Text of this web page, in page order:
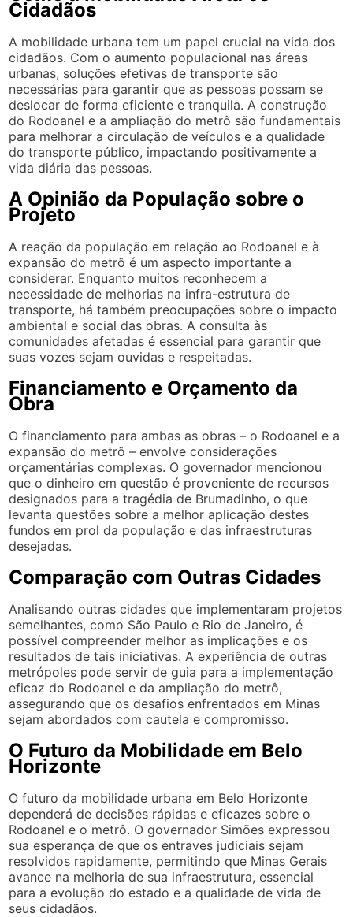
Cidadãos
A mobilidade urbana tem um papel crucial na vida dos
cidadãos. Com o aumento populacional nas áreas
urbanas, soluções efetivas de transporte são
necessárias para garantir que as pessoas possam se
deslocar de forma eficiente e tranquila. A construção
do Rodoanel e a ampliação do metrô são fundamentais
para melhorar a circulação de veículos e a qualidade
do transporte público, impactando positivamente a
vida diária das pessoas.
A Opinião da População sobre o
Projeto
A reação da população em relação ao Rodoanel e à
expansão do metrô é um aspecto importante a
considerar. Enquanto muitos reconhecem a
necessidade de melhorias na infra-estrutura de
transporte, há também preocupações sobre o impacto
ambiental e social das obras. A consulta às
comunidades afetadas é essencial para garantir que
suas vozes sejam ouvidas e respeitadas.
Financiamento e Orçamento da
Obra
O financiamento para ambas as obras – o Rodoanel e a
expansão do metrô – envolve considerações
orçamentárias complexas. O governador mencionou
que o dinheiro em questão é proveniente de recursos
designados para a tragédia de Brumadinho, o que
levanta questões sobre a melhor aplicação destes
fundos em prol da população e das infraestruturas
desejadas.
Comparação com Outras Cidades
Analisando outras cidades que implementaram projetos
semelhantes, como São Paulo e Rio de Janeiro, é
possível compreender melhor as implicações e os
resultados de tais iniciativas. A experiência de outras
metrópoles pode servir de guia para a implementação
eficaz do Rodoanel e da ampliação do metrô,
assegurando que os desafios enfrentados em Minas
sejam abordados com cautela e compromisso.
O Futuro da Mobilidade em Belo
Horizonte
O futuro da mobilidade urbana em Belo Horizonte
dependerá de decisões rápidas e eficazes sobre o
Rodoanel e o metrô. O governador Simões expressou
sua esperança de que os entraves judiciais sejam
resolvidos rapidamente, permitindo que Minas Gerais
avance na melhoria de sua infraestrutura, essencial
para a evolução do estado e a qualidade de vida de
seus cidadãos.